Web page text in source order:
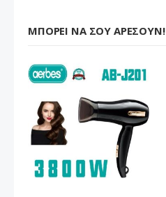
ΜΠΟΡΕΊ ΝΑ ΣΟΥ ΑΡΈΣΟΥΝ!